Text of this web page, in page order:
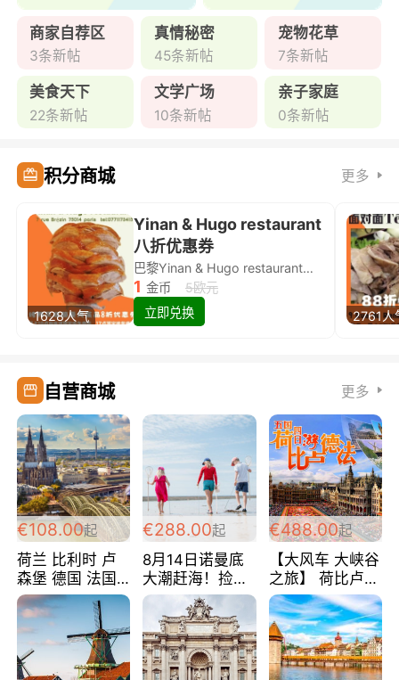
商家自荐区
3条新帖
真情秘密
45条新帖
宠物花草
7条新帖
美食天下
22条新帖
文学广场
10条新帖
亲子家庭
0条新帖
积分商城 更多
1628人气
Yinan & Hugo restaurant
八折优惠券
巴黎Yinan & Hugo restaurant除简餐类全场8折
1 金币
5欧元
立即兑换
2761人
自营商城 更多
€108.00起
荷兰 比利时 卢
森堡 德国 法国
超爽玩遍西欧 循
环线 全程四星宾
馆 108欧/人/天
€288.00起
8月14日诺曼底
大潮赶海！捡海
鲜！轻轻松松海
边爽玩三日游
288欧/人
€488.00起
【大风车 大峡谷
之旅】 荷比卢德
法 巴黎上下 经
典五国四日游
488欧/人